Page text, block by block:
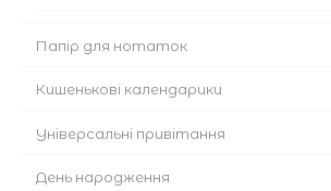
Папір для нотаток
Кишенькові календарики
Універсальні привітання
День народження